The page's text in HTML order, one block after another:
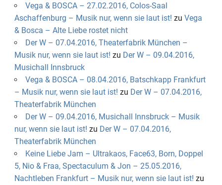
Vega & BOSCA – 27.02.2016, Colos-Saal
Aschaffenburg – Musik nur, wenn sie laut ist! zu Vega
& Bosca – Alte Liebe rostet nicht
Der W – 07.04.2016, Theaterfabrik München –
Musik nur, wenn sie laut ist! zu Der W – 09.04.2016,
Musichall Innsbruck
Vega & BOSCA – 08.04.2016, Batschkapp Frankfurt
– Musik nur, wenn sie laut ist! zu Der W – 07.04.2016,
Theaterfabrik München
Der W – 09.04.2016, Musichall Innsbruck – Musik
nur, wenn sie laut ist! zu Der W – 07.04.2016,
Theaterfabrik München
Keine Liebe Jam – Ultrakaos, Face63, Born, Doppel
5, Nio & Fraa, Spectaculum & Jon – 25.05.2016,
Nachtleben Frankfurt – Musik nur, wenn sie laut ist! zu